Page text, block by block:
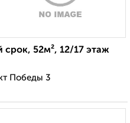
срок, 52м², 12/17 этаж
Победы 3